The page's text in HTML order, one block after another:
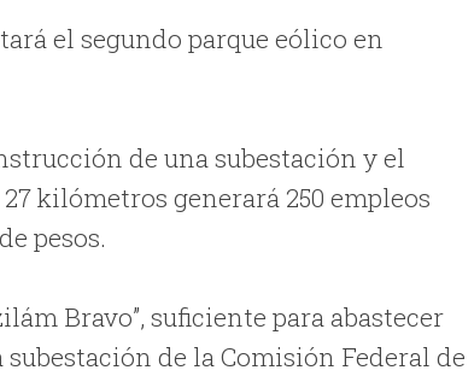
el segundo parque eólico en
de una subestación y el
kilómetros generará 250 empleos
pesos.
Bravo”, suficiente para abastecer
subestación de la Comisión Federal de